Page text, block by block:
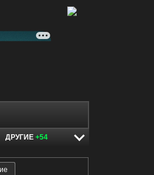
ДРУГИЕ +54